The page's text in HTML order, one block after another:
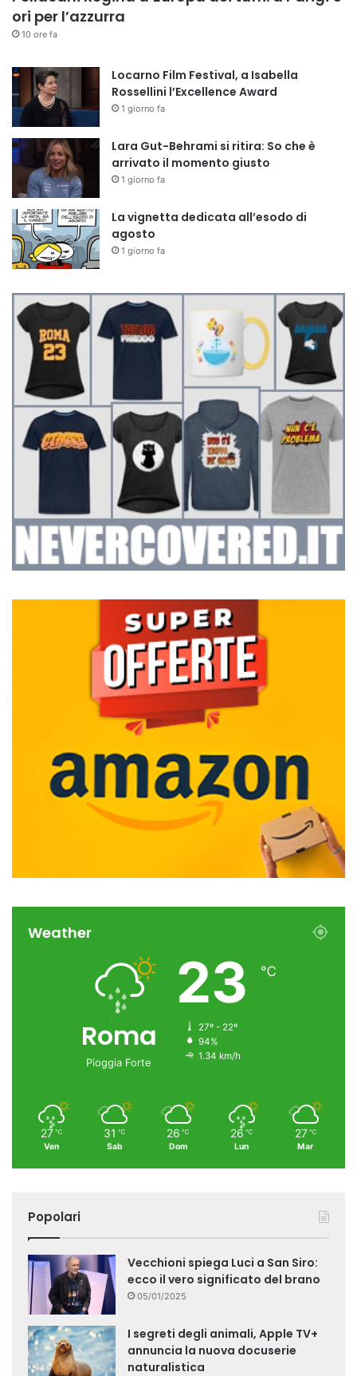
ori per l’azzurra
10 ore fa
Locarno Film Festival, a Isabella
Rossellini l’Excellence Award
1 giorno fa
Lara Gut-Behrami si ritira: So che è
arrivato il momento giusto
1 giorno fa
La vignetta dedicata all’esodo di
agosto
1 giorno fa
Weather
Roma
Pioggia Forte
23 ℃
27º - 22º
94%
1.34 km/h
27 ℃
Ven
31 ℃
Sab
26 ℃
Dom
26 ℃
Lun
27 ℃
Mar
Popolari
Vecchioni spiega Luci a San Siro:
ecco il vero significato del brano
05/01/2025
I segreti degli animali, Apple TV+
annuncia la nuova docuserie
naturalistica